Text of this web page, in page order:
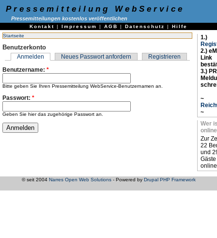
Pressemitteilung WebService
Pressemitteilungen kostenlos veröffentlichen
Kontakt | Impressum | AGB | Datenschutz | Hilfe
Startseite
Benutzerkonto
Anmelden Neues Passwort anfordern
Registrieren
Benutzername: *
Bitte geben Sie Ihren Pressemitteilung WebService-Benutzernamen an.
Passwort: *
Geben Sie hier das zugehörige Passwort an.
1.)
2.)
Link
3.)
~
~
Wer
online
Zur
22
und
Gäste
© seit 2004 Narres Open Web Solutions- Powered by Drupal PHP Framework